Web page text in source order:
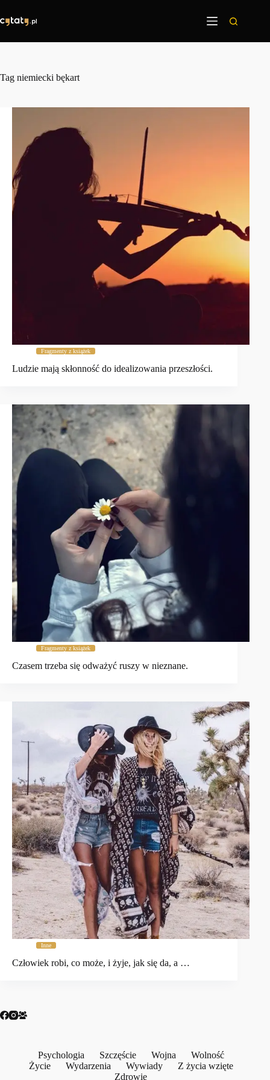
treści
Tag niemiecki bękart
Fragmenty z książek
Ludzie mają skłonność do idealizowania przeszłości.
Fragmenty z książek
Czasem trzeba się odważyć ruszy w nieznane.
Inne
Człowiek robi, co może, i żyje, jak się da, a …
Psychologia Szczęście Wojna
Wolność
Życie
Wydarzenia Wywiady
Z życia wzięte
Zdrowie